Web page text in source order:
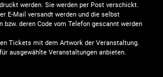
werden. Sie werden per Post verschickt.
E-Mail versandt werden und die selbst
bzw. deren Code vom Telefon gescannt werden
Tickets mit dem Artwork der Veranstaltung.
ausgewählte Veranstaltungen anbieten.